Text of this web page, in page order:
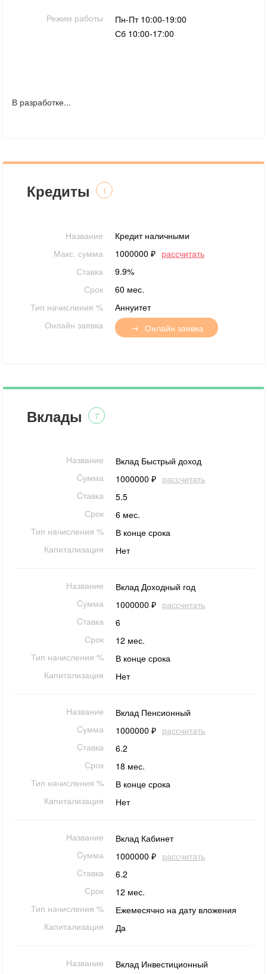
Режим работы
Пн-Пт 10:00-19:00
Сб 10:00-17:00
В разработке...
Кредиты 1
Название
Кредит наличными
Макс. сумма
1000000 ₽ рассчитать
Ставка
9.9%
Срок
60 мес.
Тип начисления %
Аннуитет
Онлайн заявка
Онлайн заявка
Вклады 7
Название
Вклад Быстрый доход
Cумма
1000000 ₽ рассчитать
Cтавка
5.5
Срок
6 мес.
Тип начисления %
В конце срока
Капитализация
Нет
Название
Вклад Доходный год
Cумма
1000000 ₽ рассчитать
Cтавка
6
Срок
12 мес.
Тип начисления %
В конце срока
Капитализация
Нет
Название
Вклад Пенсионный
Cумма
1000000 ₽ рассчитать
Cтавка
6.2
Срок
18 мес.
Тип начисления %
В конце срока
Капитализация
Нет
Название
Вклад Кабинет
Cумма
1000000 ₽ рассчитать
Cтавка
6.2
Срок
12 мес.
Тип начисления %
Ежемесячно на дату вложения
Капитализация
Да
Название
Вклад Инвестиционный